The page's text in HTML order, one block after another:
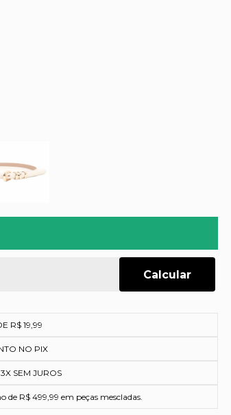
R$ 19,99
NO PIX
SEM JUROS
R$ 499,99 em peças mescladas.